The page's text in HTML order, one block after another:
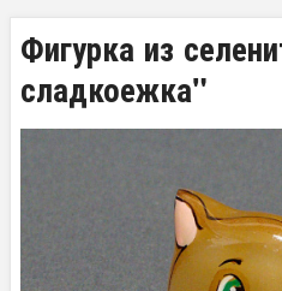
Фигурка из
сладкоежка"